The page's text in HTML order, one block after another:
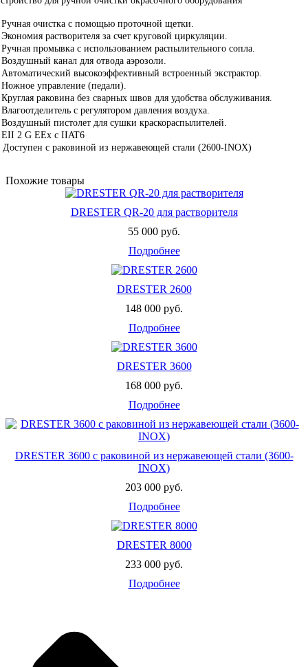
Ручная очистка с помощью проточной щетки.
Экономия растворителя за счет круговой циркуляции.
Ручная промывка с использованием распылительного сопла.
Воздушный канал для отвода аэрозоли.
Автоматический высокоэффективный встроенный экстрактор.
Ножное управление (педали).
Круглая раковина без сварных швов для удобства обслуживания.
Влагоотделитель с регулятором давления воздуха.
Воздушный пистолет для сушки краскораспылителей.
EII 2 G EEx c IIAT6
с раковиной из нержавеющей стали (2600-INOX)
Похожие товары
DRESTER QR-20 для растворителя
55 000 руб.
Подробнее
DRESTER 2600
148 000 руб.
Подробнее
DRESTER 3600
168 000 руб.
Подробнее
DRESTER 3600 с раковиной из нержавеющей стали (3600-
INOX)
203 000 руб.
Подробнее
DRESTER 8000
233 000 руб.
Подробнее